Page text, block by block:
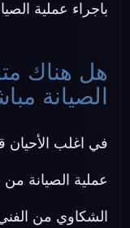
باجراء عملية
هل هناك
الصيانة
في اغلب الأحيان
عملية الصيانة
الشكاوي من